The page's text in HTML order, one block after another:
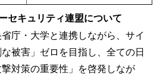
セキュリティ連盟について
庁・大学と連携しながら、サイ
被害」ゼロを目指し、全ての日
対策の重要性」を啓発しなが